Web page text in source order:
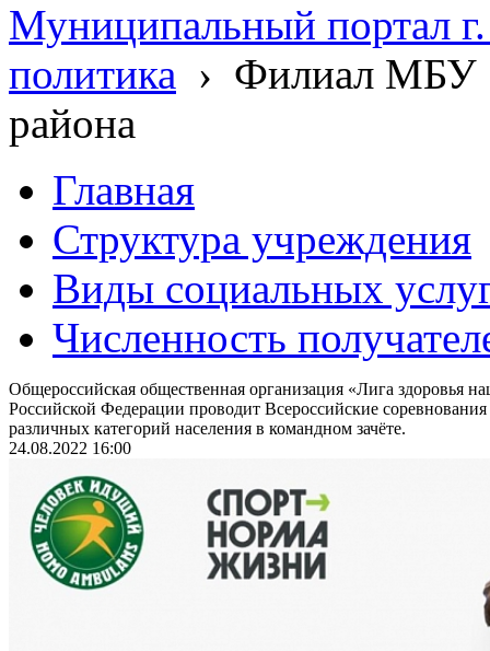
Муниципальный портал
политика › Филиал МБУ
района
Главная
Структура учреждения
Виды социальных
Численность
Общероссийская общественная организация «Лига здоровья
Российской Федерации проводит Всероссийские
различных категорий населения в командном зачёте.
24.08.2022 16:00